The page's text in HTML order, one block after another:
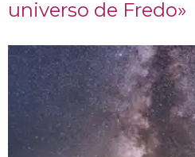
universo de Fredo»